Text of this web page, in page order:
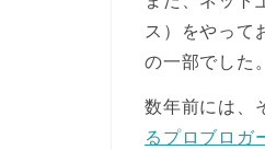
ス）をやって
の一部でした。
数年前には、
るプロブロガ